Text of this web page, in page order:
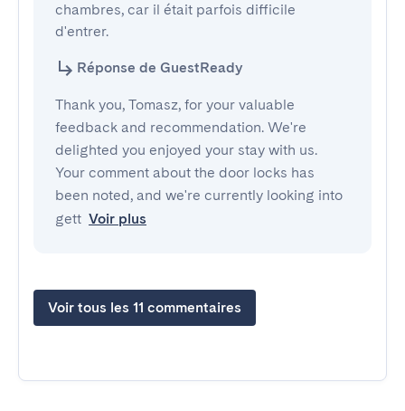
chambres, car il était parfois difficile
d'entrer.
Réponse de GuestReady
Thank you, Tomasz, for your valuable
feedback and recommendation. We're
delighted you enjoyed your stay with us.
Your comment about the door locks has
been noted, and we're currently looking into
gett Voir plus
Voir tous les 11 commentaires